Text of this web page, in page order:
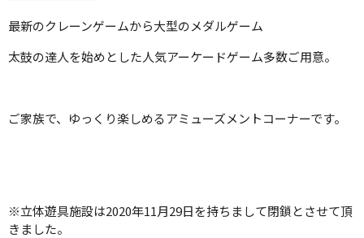
最新のクレーンゲームから大型のメダルゲーム
太鼓の達人を始めとした人気アーケードゲーム多数ご用意。
ご家族で、ゆっくり楽しめるアミューズメントコーナーです。
※立体遊具施設は2020年11月29日を持ちまして閉鎖とさせて頂
きました。